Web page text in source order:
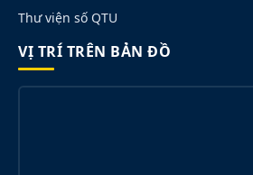
Thư viện số QTU
VỊ TRÍ TRÊN BẢN ĐỒ